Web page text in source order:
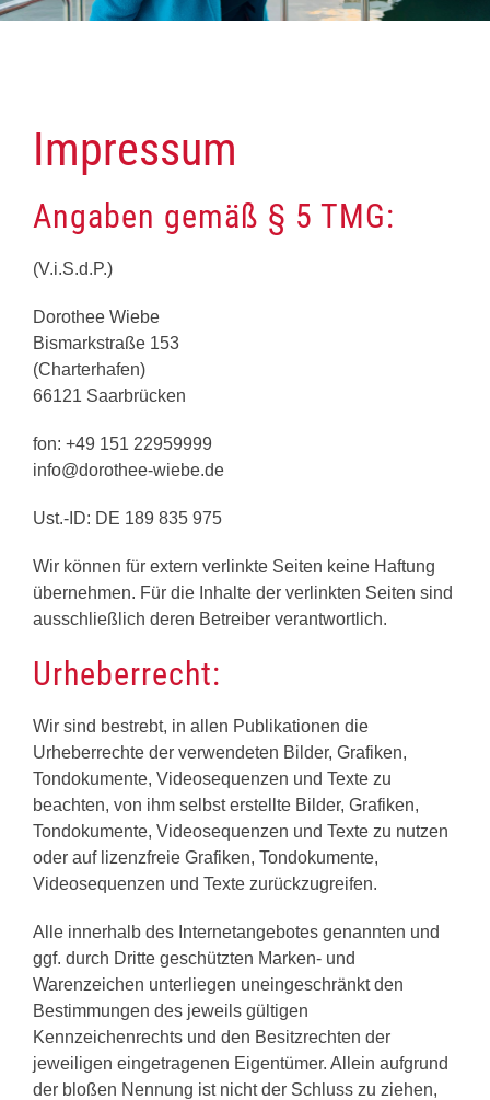
Impressum
Angaben gemäß § 5 TMG:
(V.i.S.d.P.)
Dorothee Wiebe
Bismarkstraße 153
(Charterhafen)
66121 Saarbrücken
fon: +49 151 22959999
info@dorothee-wiebe.de
Ust.-ID: DE 189 835 975
Wir können für extern verlinkte Seiten keine Haftung
übernehmen. Für die Inhalte der verlinkten Seiten sind
ausschließlich deren Betreiber verantwortlich.
Urheberrecht:
Wir sind bestrebt, in allen Publikationen die
Urheberrechte der verwendeten Bilder, Grafiken,
Tondokumente, Videosequenzen und Texte zu
beachten, von ihm selbst erstellte Bilder, Grafiken,
Tondokumente, Videosequenzen und Texte zu nutzen
oder auf lizenzfreie Grafiken, Tondokumente,
Videosequenzen und Texte zurückzugreifen.
Alle innerhalb des Internetangebotes genannten und
ggf. durch Dritte geschützten Marken- und
Warenzeichen unterliegen uneingeschränkt den
Bestimmungen des jeweils gültigen
Kennzeichenrechts und den Besitzrechten der
jeweiligen eingetragenen Eigentümer. Allein aufgrund
der bloßen Nennung ist nicht der Schluss zu ziehen,